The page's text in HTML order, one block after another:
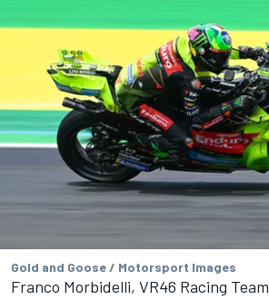
Gold and Goose / Motorsport Images
Franco Morbidelli, VR46 Racing Team